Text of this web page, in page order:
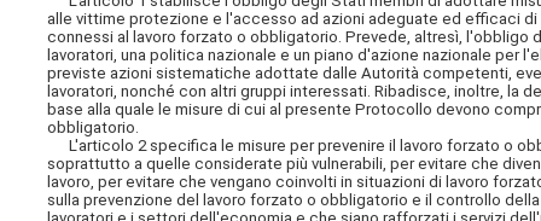
alle vittime protezione e l'accesso ad azioni adeguate ed efficaci
connessi al lavoro forzato o obbligatorio. Prevede, altresì, l'obbligo
lavoratori, una politica nazionale e un piano d'azione nazionale
previste azioni sistematiche adottate dalle Autorità competenti,
lavoratori, nonché con altri gruppi interessati. Ribadisce, inoltre, la
base alla quale le misure di cui al presente Protocollo devono
obbligatorio.
L'articolo 2 specifica le misure per prevenire il lavoro forzato o
soprattutto a quelle considerate più vulnerabili, per evitare che
lavoro, per evitare che vengano coinvolti in situazioni di lavoro
sulla prevenzione del lavoro forzato o obbligatorio e il controllo